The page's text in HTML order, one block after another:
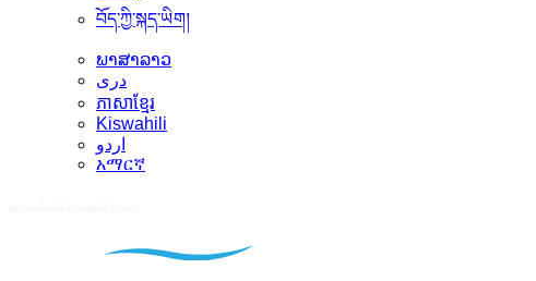
བོད་ཀྱི་སྐད་ཡིག།
ພາສາລາວ
دری
ភាសាខ្មែរ
Kiswahili
اردو
አማርኛ